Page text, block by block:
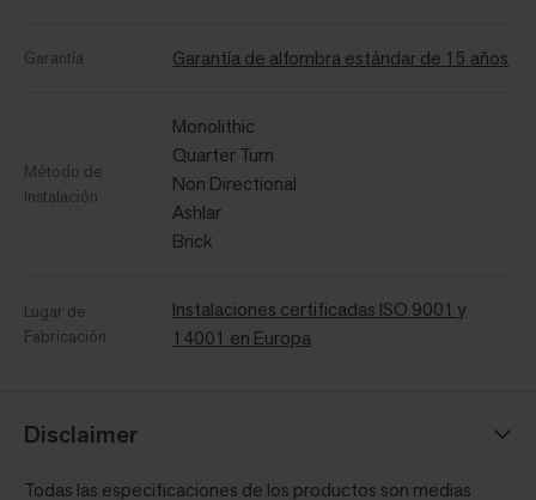
Garantía Garantía de alfombra estándar de 15 años
Método de
Instalación
Monolithic
Quarter Turn
Non Directional
Ashlar
Brick
Lugar de
Fabricación
Instalaciones certificadas ISO 9001 y
14001 en Europa
Disclaimer
Todas las especificaciones de los productos son medias